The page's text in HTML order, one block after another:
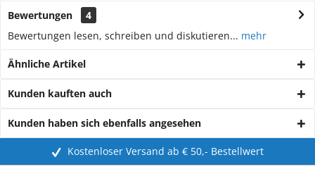
Bewertungen
4
Bewertungen lesen, schreiben und diskutieren... mehr
Ähnliche Artikel
Kunden kauften auch
Kunden haben sich ebenfalls angesehen
Kostenloser Versand ab € 50,- Bestellwert